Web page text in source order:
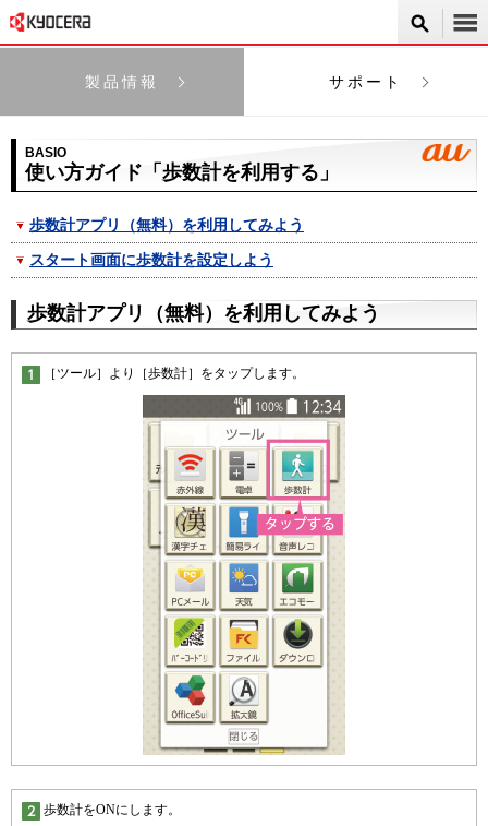
製品情報 サポート
BASIO
使い方ガイド「歩数計を利用する」
歩数計アプリ（無料）を利用してみよう
スタート画面に歩数計を設定しよう
歩数計アプリ（無料）を利用してみよう
［ツール］より［歩数計］をタップします。
歩数計をONにします。